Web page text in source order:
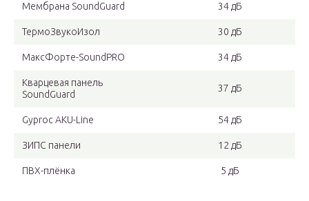
Мембрана SoundGuard 34 дБ
ТермоЗвукоИзол 30 дБ
МаксФорте-SoundPRO 34 дБ
Кварцевая панель
SoundGuard
37 дБ
Gyproc AKU-Line 54 дБ
ЗИПС панели 12 дБ
ПВХ-плёнка 5 дБ